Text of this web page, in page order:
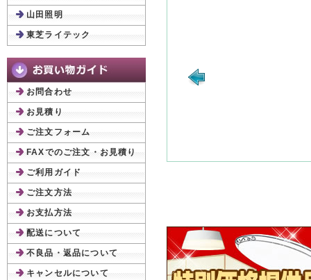
山田照明
東芝ライテック
お問合わせ
お見積り
ご注文フォーム
FAXでのご注文・お見積り
ご利用ガイド
ご注文方法
お支払方法
配送について
不良品・返品について
キャンセルについて